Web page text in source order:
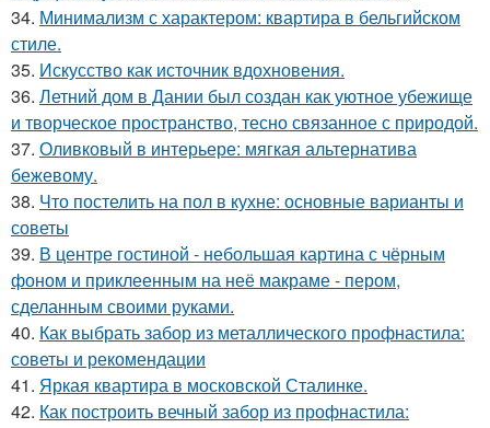
34. Минимализм с характером: квартира в бельгийском
стиле.
35. Искусство как источник вдохновения.
36. Летний дом в Дании был создан как уютное убежище
и творческое пространство, тесно связанное с природой.
37. Оливковый в интерьере: мягкая альтернатива
бежевому.
38. Что постелить на пол в кухне: основные варианты и
советы
39. В центре гостиной - небольшая картина с чёрным
фоном и приклеенным на неё макраме - пером,
сделанным своими руками.
40. Как выбрать забор из металлического профнастила:
советы и рекомендации
41. Яркая квартира в московской Сталинке.
42. Как построить вечный забор из профнастила: